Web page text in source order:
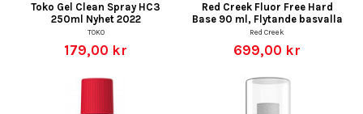
Toko Gel Clean Spray HC3
250ml Nyhet 2022
TOKO
179,00 kr
Red Creek Fluor Free Hard
Base 90 ml, Flytande basvalla
Red Creek
699,00 kr